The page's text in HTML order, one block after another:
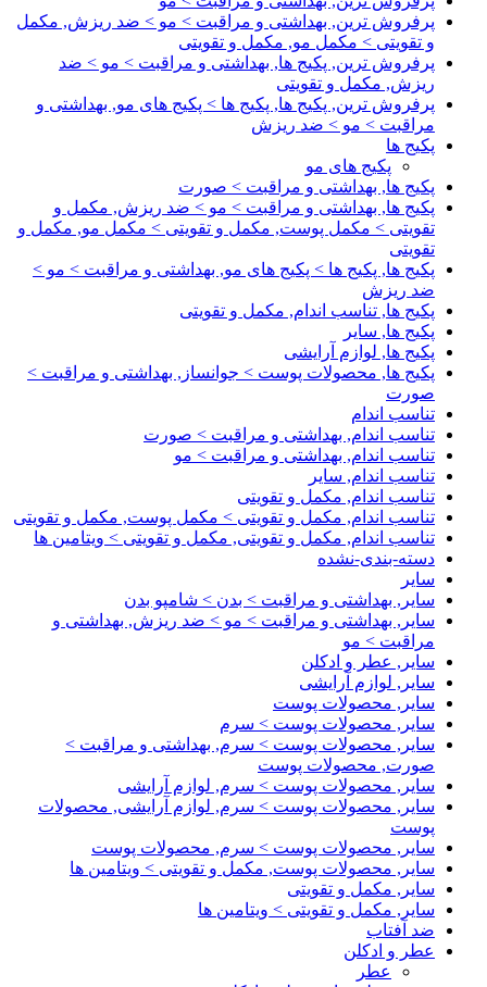
پرفروش ترین, بهداشتی و مراقبت > مو > ضد ریزش, مکمل
و تقویتی > مکمل مو, مکمل و تقویتی
پرفروش ترین, پکیج ها, بهداشتی و مراقبت > مو > ضد
ریزش, مکمل و تقویتی
پرفروش ترین, پکیج ها, پکیج ها > پکیج های مو, بهداشتی و
مراقبت > مو > ضد ریزش
پکیج ها
پکیج های مو
پکیج ها, بهداشتی و مراقبت > صورت
پکیج ها, بهداشتی و مراقبت > مو > ضد ریزش, مکمل و
تقویتی > مکمل پوست, مکمل و تقویتی > مکمل مو, مکمل و
تقویتی
پکیج ها, پکیج ها > پکیج های مو, بهداشتی و مراقبت > مو >
ضد ریزش
پکیج ها, تناسب اندام, مکمل و تقویتی
پکیج ها, سایر
پکیج ها, لوازم آرایشی
پکیج ها, محصولات پوست > جوانساز, بهداشتی و مراقبت >
صورت
تناسب اندام
تناسب اندام, بهداشتی و مراقبت > صورت
تناسب اندام, بهداشتی و مراقبت > مو
تناسب اندام, سایر
تناسب اندام, مکمل و تقویتی
تناسب اندام, مکمل و تقویتی > مکمل پوست, مکمل و تقویتی
تناسب اندام, مکمل و تقویتی, مکمل و تقویتی > ویتامین ها
دسته-بندی-نشده
سایر
سایر, بهداشتی و مراقبت > بدن > شامپو بدن
سایر, بهداشتی و مراقبت > مو > ضد ریزش, بهداشتی و
مراقبت > مو
سایر, عطر و ادکلن
سایر, لوازم آرایشی
سایر, محصولات پوست
سایر, محصولات پوست > سرم
سایر, محصولات پوست > سرم, بهداشتی و مراقبت >
صورت, محصولات پوست
سایر, محصولات پوست > سرم, لوازم آرایشی
سایر, محصولات پوست > سرم, لوازم آرایشی, محصولات
پوست
سایر, محصولات پوست > سرم, محصولات پوست
سایر, محصولات پوست, مکمل و تقویتی > ویتامین ها
سایر, مکمل و تقویتی
سایر, مکمل و تقویتی > ویتامین ها
ضد آفتاب
عطر و ادکلن
عطر